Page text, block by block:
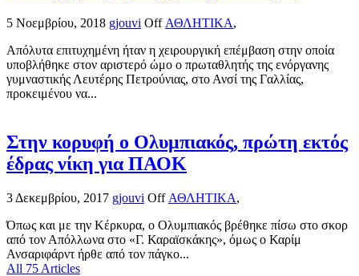
5 Νοεμβρίου, 2018 gjouvi Off ΑΘΛΗΤΙΚΑ,
Απόλυτα επιτυχημένη ήταν η χειρουργική επέμβαση στην οποία
υποβλήθηκε στον αριστερό ώμο ο πρωταθλητής της ενόργανης
γυμναστικής Λευτέρης Πετρούνιας, στο Ανσί της Γαλλίας,
προκειμένου να...
Στην κορυφή ο Ολυμπιακός, πρώτη εκτός
έδρας νίκη για ΠΑΟΚ
3 Δεκεμβρίου, 2017 gjouvi Off ΑΘΛΗΤΙΚΑ,
Όπως και με την Κέρκυρα, ο Ολυμπιακός βρέθηκε πίσω στο σκορ
από τον Απόλλωνα στο «Γ. Καραϊσκάκης», όμως ο Καρίμ
Ανσαριφάρντ ήρθε από τον πάγκο...
All 75 Articles